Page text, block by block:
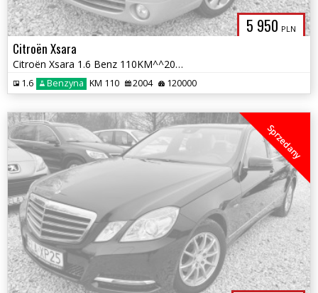
5 950 PLN
Citroën Xsara
Citroën Xsara 1.6 Benz 110KM^^2004r^^Klimatyzacja^^Serwisowany^^
1.6 Benzyna KM 110 2004 120000
Sprzedany